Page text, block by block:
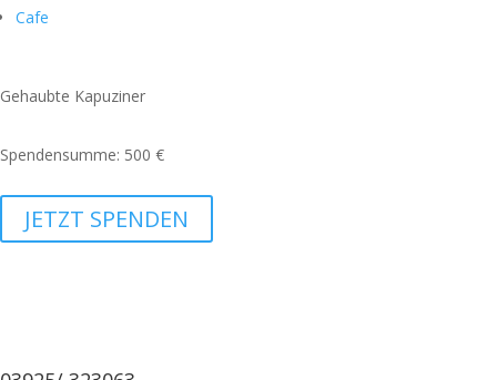
Cafe
Gehaubte Kapuziner
Spendensumme: 500 €
JETZT SPENDEN